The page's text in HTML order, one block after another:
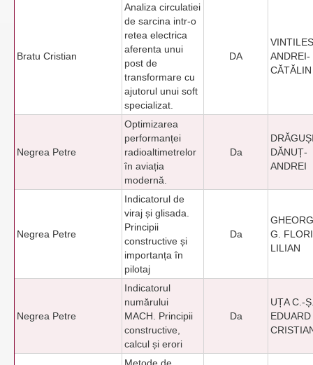
Bratu Cristian
Analiza circulatiei
de sarcina intr-o
retea electrica
aferenta unui
post de
transformare cu
ajutorul unui soft
specializat.
DA
ANDREI-
CĂTĂLIN
Negrea Petre
Optimizarea
performanței
radioaltimetrelor
în aviația
modernă.
Da
DĂNUȚ-
ANDREI
Negrea Petre
Indicatorul de
viraj și glisada.
Principii
constructive și
importanța în
pilotaj
Da
G.
LILIAN
Negrea Petre
Indicatorul
numărului
MACH. Principii
constructive,
calcul și erori
Da
UȚA C.-
EDUARD